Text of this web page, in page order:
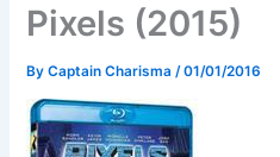
Pixels (2015)
ByCaptain Charisma /01/01/2016